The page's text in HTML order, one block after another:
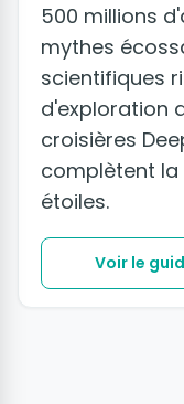
500 millions
mythes
scientifiques
d'exploration
croisières
complètent
étoiles.
Voir le